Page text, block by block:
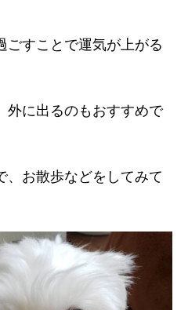
ごすことで運気が上がる
外に出るのもおすすめで
、お散歩などをしてみて